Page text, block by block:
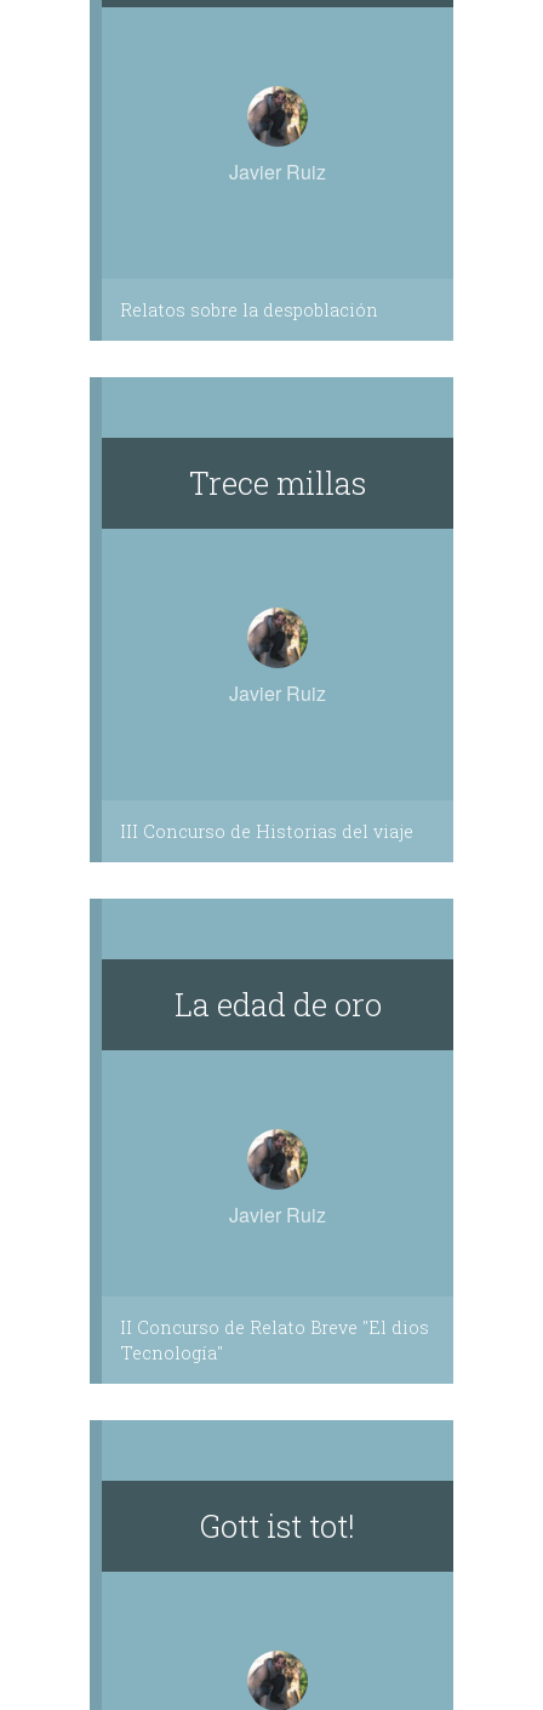
Javier Ruiz
Relatos sobre la despoblación
Trece millas
Javier Ruiz
III Concurso de Historias del viaje
La edad de oro
Javier Ruiz
II Concurso de Relato Breve "El dios
Tecnología"
Gott ist tot!